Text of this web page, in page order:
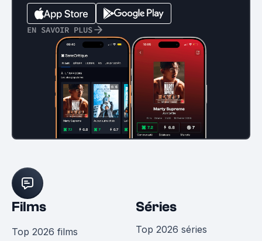
EN SAVOIR PLUS
Films
Top 2026 films
Séries
Top 2026 séries